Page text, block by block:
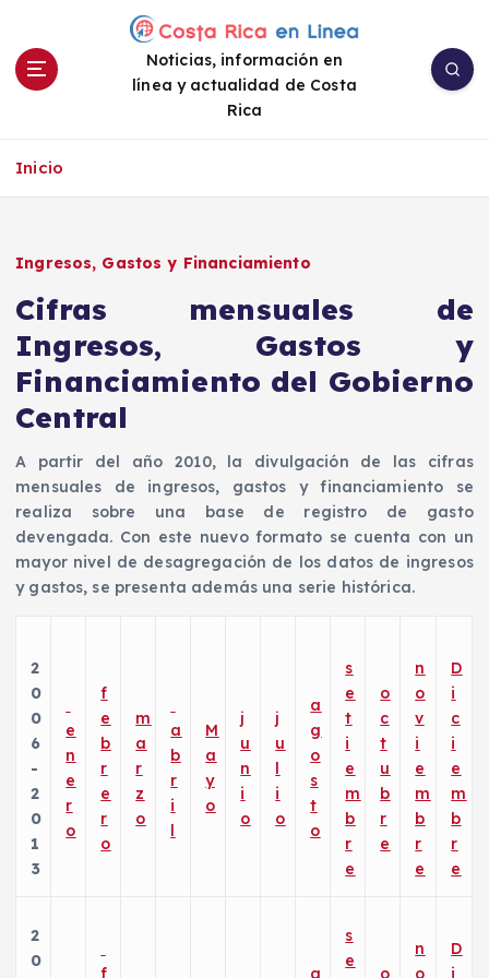
Noticias, información en
línea y actualidad de Costa
Rica
Inicio
Ingresos, Gastos y Financiamiento
Cifras mensuales de
Ingresos, Gastos y
Financiamiento del Gobierno
Central
A partir del año 2010, la divulgación de las cifras
mensuales de ingresos, gastos y financiamiento se
realiza sobre una base de registro de gasto
devengada. Con este nuevo formato se cuenta con un
mayor nivel de desagregación de los datos de ingresos
y gastos, se presenta además una serie histórica.
2
0
0
6
-
2
0
1
3
e
n
e
r
o
f
e
b
r
e
r
o
m
a
r
z
o
a
b
r
i
l
M
a
y
o
j
u
n
i
o
j
u
l
i
o
a
g
o
s
t
o
s
e
t
i
e
m
b
r
e
o
c
t
u
b
r
e
n
o
v
i
e
m
b
r
e
D
i
c
i
e
m
b
r
e
2
0
f
a
s
e
o
n
o
D
i